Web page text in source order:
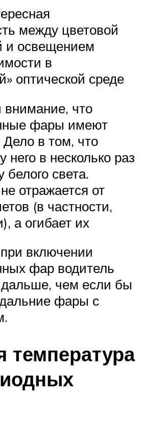
между цветовой
и освещением
в
оптической среде
что
фары имеют
в том, что
в несколько раз
света.
отражается от
(в частности,
а огибает их
включении
фар водитель
дальше, чем если бы
фары с
температура